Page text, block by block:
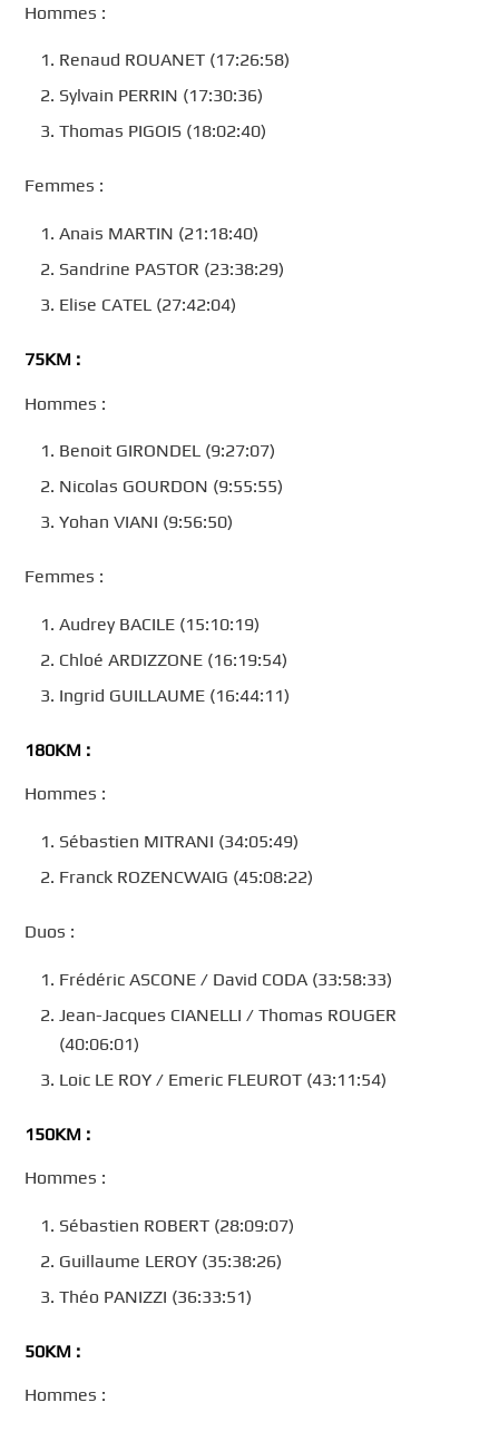
Hommes :
Renaud ROUANET (17:26:58)
Sylvain PERRIN (17:30:36)
Thomas PIGOIS (18:02:40)
Femmes :
Anais MARTIN (21:18:40)
Sandrine PASTOR (23:38:29)
Elise CATEL (27:42:04)
75KM :
Hommes :
Benoit GIRONDEL (9:27:07)
Nicolas GOURDON (9:55:55)
Yohan VIANI (9:56:50)
Femmes :
Audrey BACILE (15:10:19)
Chloé ARDIZZONE (16:19:54)
Ingrid GUILLAUME (16:44:11)
180KM :
Hommes :
Sébastien MITRANI (34:05:49)
Franck ROZENCWAIG (45:08:22)
Duos :
Frédéric ASCONE / David CODA (33:58:33)
Jean-Jacques CIANELLI / Thomas ROUGER
(40:06:01)
Loic LE ROY / Emeric FLEUROT (43:11:54)
150KM :
Hommes :
Sébastien ROBERT (28:09:07)
Guillaume LEROY (35:38:26)
Théo PANIZZI (36:33:51)
50KM :
Hommes :